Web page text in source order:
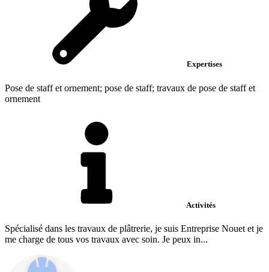
Expertises
Pose de staff et ornement; pose de staff; travaux de pose de staff et
ornement
Activités
Spécialisé dans les travaux de plâtrerie, je suis Entreprise Nouet et je
me charge de tous vos travaux avec soin. Je peux in...